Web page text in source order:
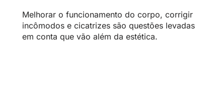
Melhorar o funcionamento do corpo, corrigir
incômodos e cicatrizes são questões levadas
em conta que vão além da estética.